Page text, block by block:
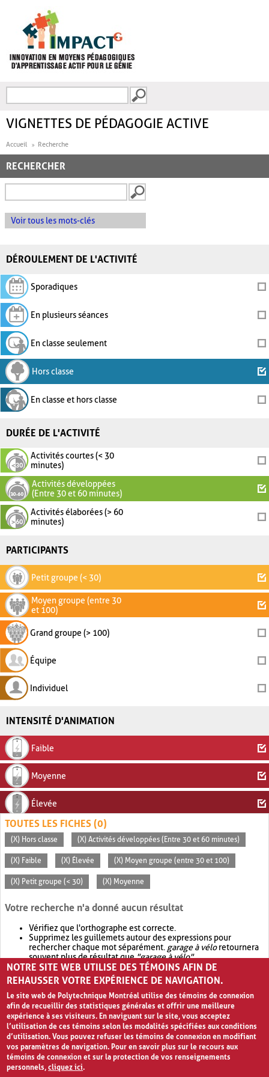
FORMULAIRE DE
VIGNETTES DE PÉDAGOGIE ACTIVE
Accueil Recherche
RECHERCHER
Voir tous les mots-clés
DÉROULEMENT DE L'ACTIVITÉ
Sporadiques
En plusieurs séances
En classe seulement
Hors classe
En classe et hors classe
DURÉE DE L'ACTIVITÉ
Activités courtes (< 30
minutes)
Activités développées
(Entre 30 et 60 minutes)
Activités élaborées (> 60
minutes)
PARTICIPANTS
Petit groupe (< 30)
Moyen groupe (entre 30
et 100)
Grand groupe (> 100)
Équipe
Individuel
INTENSITÉ D'ANIMATION
Faible
Moyenne
Élevée
TOUTES LES FICHES (0)
(X) Hors classe (X) Activités développées (Entre 30 et 60 minutes)
(X) Faible (X) Élevée (X) Moyen groupe (entre 30 et 100)
(X) Petit groupe (< 30) (X) Moyenne
Votre recherche n'a donné aucun résultat
Vérifiez que l'orthographe est correcte.
Supprimez les guillemets autour des expressions pour
rechercher chaque mot séparément. garage à véloretournera
souvent plus de résultat que"garage à vélo".
Envisagez d'élargir votre recherche avec OR.garage OR vélo
retournera souvent plus de résultat quegarage à vélo
NOTRE SITE WEB UTILISE DES TÉMOINS AFIN DE
REHAUSSER VOTRE EXPÉRIENCE DE NAVIGATION.
Le site web de Polytechnique Montréal utilise des témoins de connexion
afin de recueillir des statistiques générales et offrir une meilleure
expérience à ses visiteurs. En naviguant sur le site, vous acceptez
l’utilisation de ces témoins selon les modalités spécifiées aux conditions
d’utilisation. Vous pouvez refuser les témoins de connexion en modifiant
vos paramètres de navigation. Pour en savoir plus sur le recours aux
témoins de connexion et sur la protection de vos renseignements
personnels,cliquez ici.